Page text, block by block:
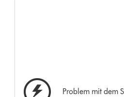
Problem mit dem